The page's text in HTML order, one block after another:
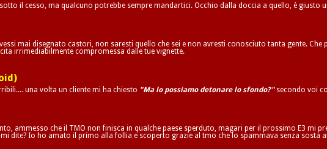
il cesso, ma qualcuno potrebbe sempre mandartici. Occhio dalla doccia a quello, è giusto
mai disegnato castori, non saresti quello che sei e non avresti conosciuto tanta gente.
irrimediabilmente compromessa dalle tue vignette.
una volta un cliente mi ha chiesto "Ma lo possiamo detonare lo sfondo?"secondo voi
ammesso che il TMO non finisca in qualche paese sperduto, magari per il prossimo E3 mi
dite? Io ho amato il primo alla follia e scoperto grazie al tmo che lo spammava senza sosta